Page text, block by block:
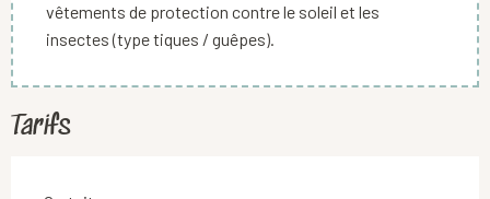
vêtements de protection contre le soleil et les
insectes (type tiques / guêpes).
Tarifs